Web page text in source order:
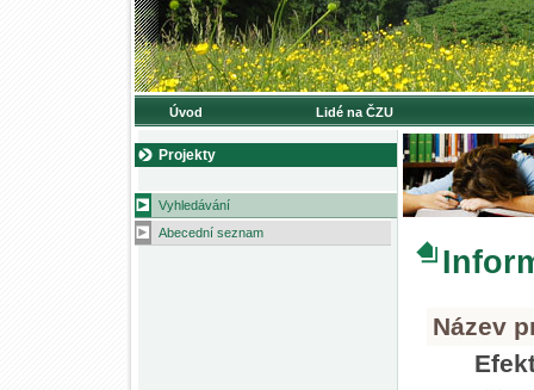
Úvod Lidé na ČZU
Projekty
Vyhledávání
Abecední seznam
Název